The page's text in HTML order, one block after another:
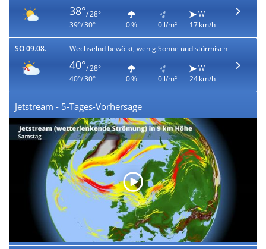
38°/ 28°
39°/ 30°
0 % 0 l/m²
W
17 km/h
SO 09.08. Wechselnd bewölkt, wenig Sonne und stürmisch
40°/ 28°
40°/ 30°
0 % 0 l/m²
W
24 km/h
Jetstream - 5-Tages-Vorhersage